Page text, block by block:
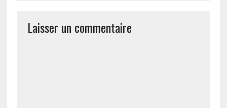
Laisser un commentaire